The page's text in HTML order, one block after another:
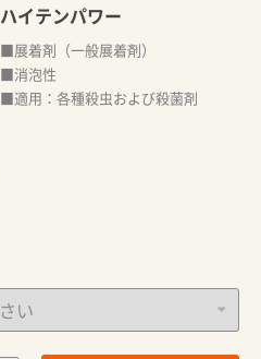
ハイテンパワー
■展着剤（一般展着剤）
■消泡性
■適用：各種殺虫および殺菌剤